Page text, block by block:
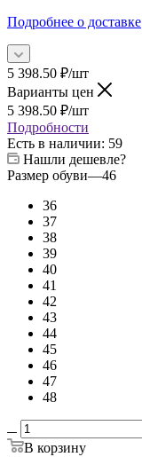
Подробнее о доставке
5 398.50 ₽/шт
Варианты цен
5 398.50 ₽/шт
Подробности
Есть в наличии: 59
Нашли дешевле?
Размер обуви—46
36
37
38
39
40
41
42
43
44
45
46
47
48
В корзину